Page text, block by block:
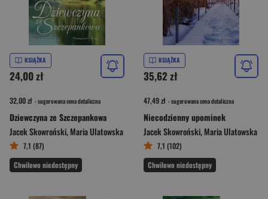
KSIĄŻKA
24,00 zł
32,00 zł - sugerowana cena detaliczna
Dziewczyna ze Szczepankowa
Jacek Skowroński,Maria Ulatowska
7,1 (87)
Chwilowo niedostępny
KSIĄŻKA
35,62 zł
47,49 zł - sugerowana cena detaliczna
Niecodzienny upominek
Jacek Skowroński,Maria Ulatowska
7,1 (102)
Chwilowo niedostępny